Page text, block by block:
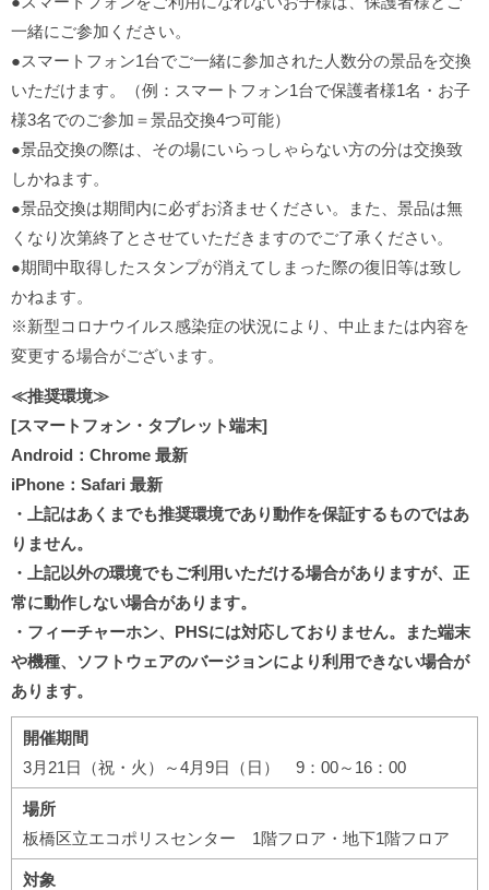
一緒にご参加ください。
●スマートフォン1台でご一緒に参加された人数分の景品を交換
いただけます。（例：スマートフォン1台で保護者様1名・お子
様3名でのご参加＝景品交換4つ可能）
●景品交換の際は、その場にいらっしゃらない方の分は交換致
しかねます。
●景品交換は期間内に必ずお済ませください。また、景品は無
くなり次第終了とさせていただきますのでご了承ください。
●期間中取得したスタンプが消えてしまった際の復旧等は致し
かねます。
※新型コロナウイルス感染症の状況により、中止または内容を
変更する場合がございます。
≪推奨環境≫
[スマートフォン・タブレット端末]
Android：Chrome 最新
iPhone：Safari 最新
・上記はあくまでも推奨環境であり動作を保証するものではあ
りません。
・上記以外の環境でもご利用いただける場合がありますが、正
常に動作しない場合があります。
・フィーチャーホン、PHSには対応しておりません。また端末
や機種、ソフトウェアのバージョンにより利用できない場合が
あります。
開催期間
3月21日（祝・火）～4月9日（日） 9：00～16：00
場所
板橋区立エコポリスセンター 1階フロア・地下1階フロア
対象